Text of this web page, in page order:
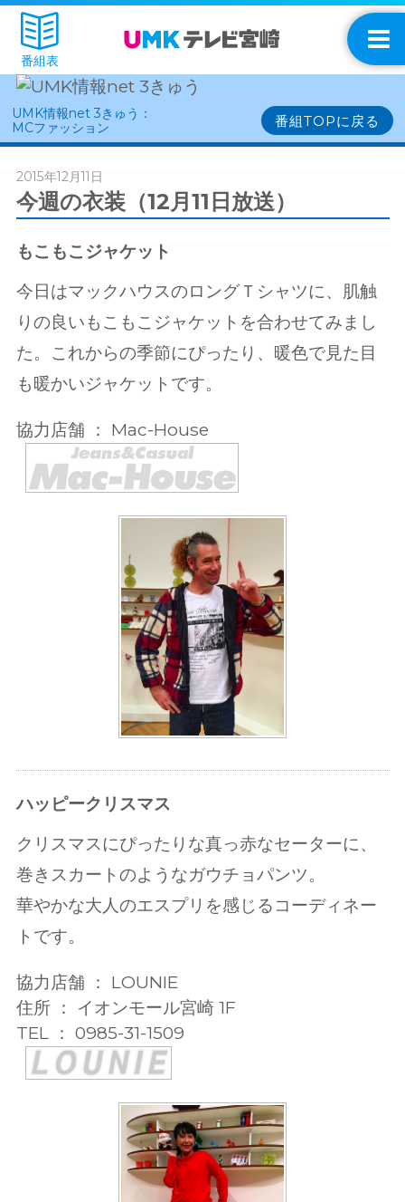
番組表
UMK情報net 3きゅう：
MCファッション
番組TOPに戻る
2015年12月11日
今週の衣装（12月11日放送）
もこもこジャケット
今日はマックハウスのロングＴシャツに、肌触
りの良いもこもこジャケットを合わせてみまし
た。
これからの季節にぴったり、暖色で見た目
も暖かいジャケットです。
協力店舗 ： Mac-House
ハッピークリスマス
クリスマスにぴったりな真っ赤なセーターに、
巻きスカートのようなガウチョパンツ。
華やかな大人のエスプリを感じるコーディネー
トです。
協力店舗 ： LOUNIE
住所 ： イオンモール宮崎 1F
TEL ： 0985-31-1509